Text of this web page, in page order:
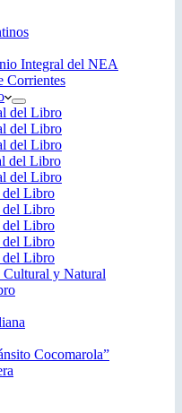
Integral del NEA
Corrientes
del Libro
del Libro
del Libro
del Libro
del Libro
del Libro
del Libro
del Libro
del Libro
del Libro
Cultural y Natural
Cocomarola”